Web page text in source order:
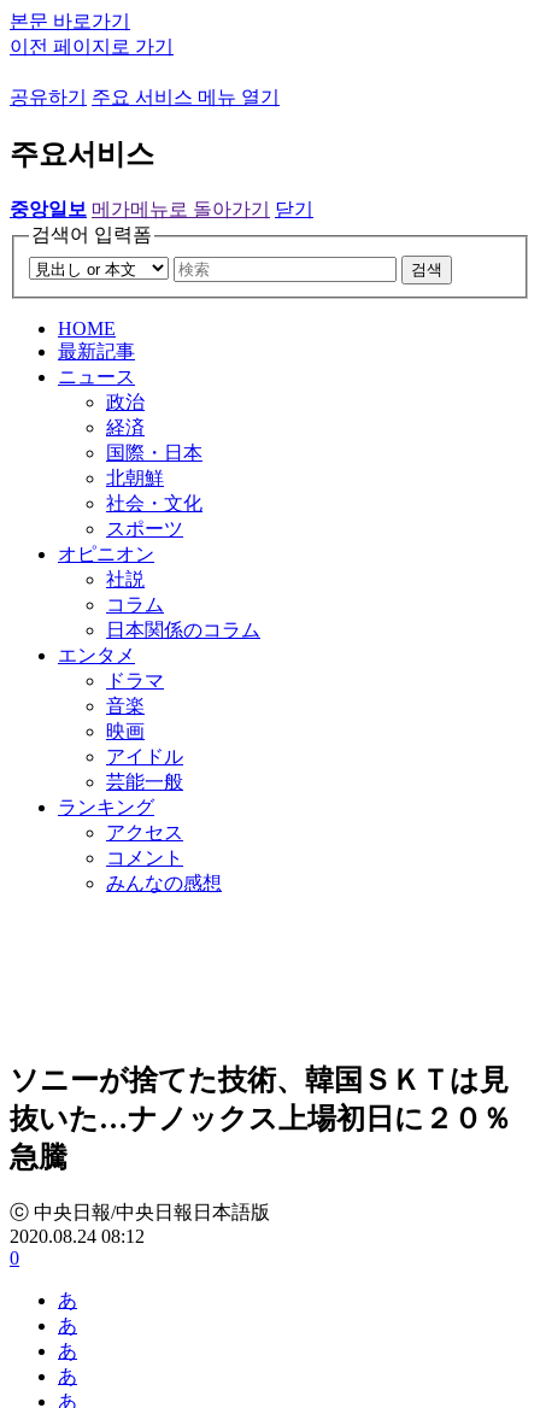
본문 바로가기
이전 페이지로 가기
공유하기 주요 서비스 메뉴 열기
주요서비스
중앙일보 메가메뉴로 돌아가기
닫기
검색어 입력폼
검색
HOME
最新記事
ニュース
政治
経済
国際・日本
北朝鮮
社会・文化
スポーツ
オピニオン
社説
コラム
日本関係のコラム
エンタメ
ドラマ
音楽
映画
アイドル
芸能一般
ランキング
アクセス
コメント
みんなの感想
ソニーが捨てた技術、韓国ＳＫＴは見
抜いた…ナノックス上場初日に２０％
急騰
ⓒ 中央日報/中央日報日本語版
2020.08.24 08:12
0
あ
あ
あ
あ
あ